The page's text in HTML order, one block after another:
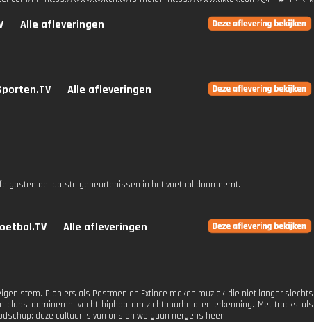
Alle afleveringen
Alle afleveringen
de laatste gebeurtenissen in het voetbal doorneemt.
Alle afleveringen
stem. Pioniers als Postmen en Extince maken muziek die niet langer slechts
domineren, vecht hiphop om zichtbaarheid en erkenning. Met tracks als
deze cultuur is van ons en we gaan nergens heen.